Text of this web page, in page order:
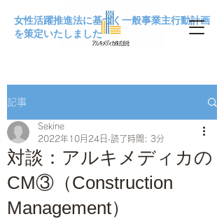
女性活躍推進法に基づく一般事業主行動計画
を策定いたしました
記事
対談：アルキメディカの
CM③（Construction
Management）
Sekine
2022年10月24日 読了時間: 3分